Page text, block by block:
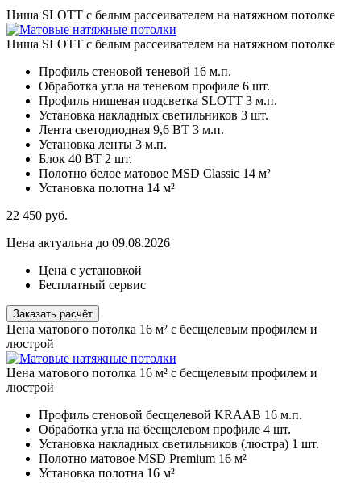
Ниша SLOTT с белым рассеивателем на натяжном потолке
Ниша SLOTT с белым рассеивателем на натяжном потолке
Профиль стеновой теневой 16 м.п.
Обработка угла на теневом профиле 6 шт.
Профиль нишевая подсветка SLOTT 3 м.п.
Установка накладных светильников 3 шт.
Лента светодиодная 9,6 ВТ 3 м.п.
Установка ленты 3 м.п.
Блок 40 ВТ 2 шт.
Полотно белое матовое MSD Classic 14 м²
Установка полотна 14 м²
22 450 руб.
Цена актуальна до 09.08.2026
Цена с установкой
Бесплатный сервис
Заказать расчёт
Цена матового потолка 16 м² с бесщелевым профилем и
люстрой
Цена матового потолка 16 м² с бесщелевым профилем и
люстрой
Профиль стеновой бесщелевой KRAAB 16 м.п.
Обработка угла на бесщелевом профиле 4 шт.
Установка накладных светильников (люстра) 1 шт.
Полотно матовое MSD Premium 16 м²
Установка полотна 16 м²